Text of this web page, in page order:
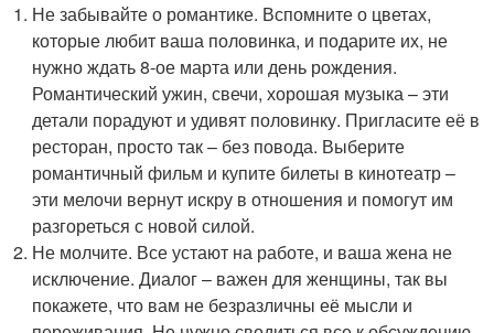
Не забывайте о романтике. Вспомните о цветах,
которые любит ваша половинка, и подарите их, не
нужно ждать 8-ое марта или день рождения.
Романтический ужин, свечи, хорошая музыка – эти
детали порадуют и удивят половинку. Пригласите её в
ресторан, просто так – без повода. Выберите
романтичный фильм и купите билеты в кинотеатр –
эти мелочи вернут искру в отношения и помогут им
разгореться с новой силой.
Не молчите. Все устают на работе, и ваша жена не
исключение. Диалог – важен для женщины, так вы
покажете, что вам не безразличны её мысли и